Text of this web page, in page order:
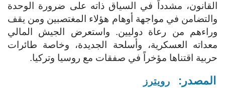
القانون، مشدداً في السياق ذاته على ضرورة الوحدة
والتضامن في مواجهة أوهام هؤلاء المغتصبين ومن يقف
وراءهم من رعاة دوليين. واستعرض الجيش المالي
معداته العسكرية، وأسلحة الجديدة، وخاصة طائرات
حربية اقتناها مؤخراً في صفقات مع روسيا وتركيا.
المصدر: رويترز